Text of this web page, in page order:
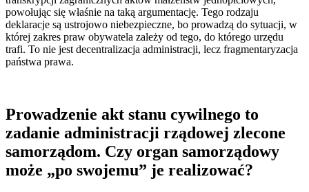
powołując się właśnie na taką argumentację. Tego rodzaju
deklaracje są ustrojowo niebezpieczne, bo prowadzą do sytuacji, w
której zakres praw obywatela zależy od tego, do którego urzędu
trafi. To nie jest decentralizacja administracji, lecz fragmentaryzacja
państwa prawa.
Prowadzenie akt stanu cywilnego to
zadanie administracji rządowej zlecone
samorządom. Czy organ samorządowy
może „po swojemu” je realizować?